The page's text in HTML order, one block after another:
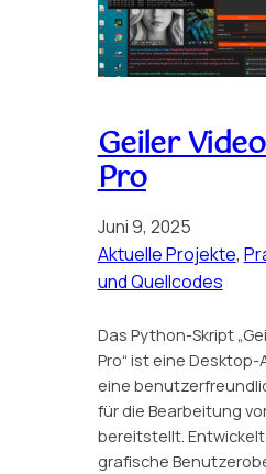
Geiler
Pro
Juni 9, 2025
Aktuelle Projekte,
und Quellcodes
Das Python-Skript
Pro“ ist eine
eine
für die Bearbeitung
bereitstellt. Entwickelt
grafische